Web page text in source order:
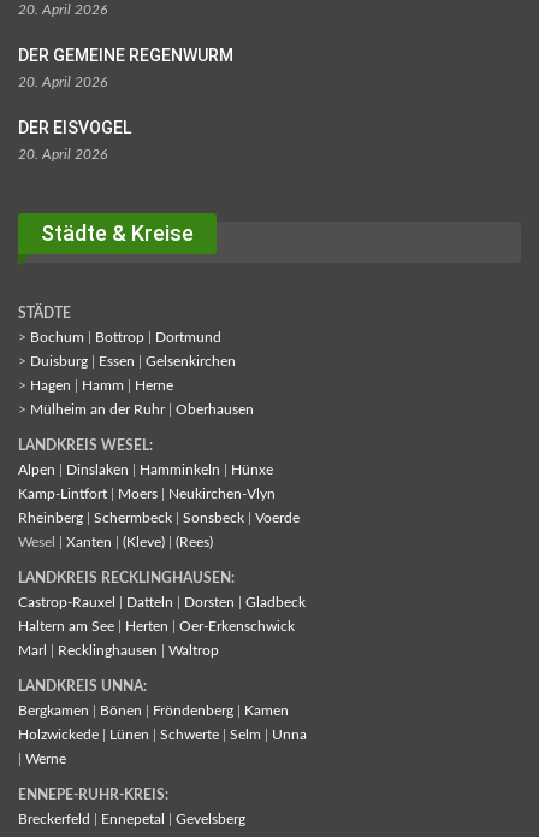
20. April 2026
DER GEMEINE REGENWURM
20. April 2026
DER EISVOGEL
20. April 2026
Städte & Kreise
STÄDTE
> Bochum Bottrop
Dortmund
> Duisburg Essen
Gelsenkirchen
> Hagen Hamm
Herne
> Mülheim an der Ruhr| Oberhausen
LANDKREIS WESEL:
Alpen
Dinslaken Hamminkeln
Hünxe
Kamp-Lintfort
Moers
Neukirchen-Vlyn
Rheinberg
Schermbeck Sonsbeck
Voerde
Wesel | Xanten (Kleve) (Rees)
LANDKREIS RECKLINGHAUSEN:
Castrop-Rauxel
Datteln Dorsten
Gladbeck
Haltern am See
Herten
Oer-Erkenschwick
Marl
Recklinghausen Waltrop
LANDKREIS UNNA:
Bergkamen
Bönen Fröndenberg
Kamen
Holzwickede
Lünen Schwerte Selm
Unna
Werne
ENNEPE-RUHR-KREIS:
Breckerfeld
Ennepetal
Gevelsberg